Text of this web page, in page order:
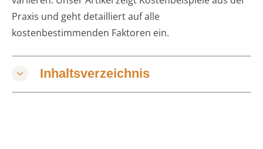
Praxis und geht detailliert auf alle
kostenbestimmenden Faktoren ein.
Inhaltsverzeichnis